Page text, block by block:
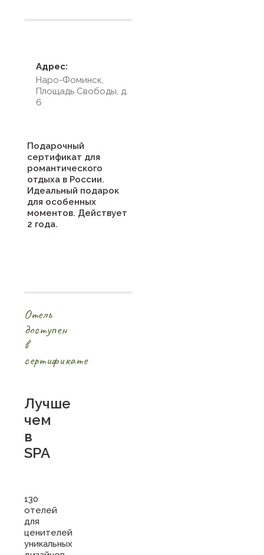
Адрес:
Наро-Фоминск,
Площадь Cвободы, д.
6
Подарочный
сертификат для
романтического
отдыха в России.
Идеальный подарок
для особенных
моментов. Действует
2 года.
Отель
доступен
в
сертификате
Лучше
чем
в
SPA
130
отелей
для
ценителей
уникальных